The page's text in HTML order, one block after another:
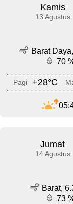
Kamis
13 Agustus
Barat
70
Pagi +28°C
Jumat
14 Agustus
Barat,
73